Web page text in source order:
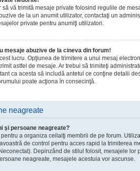
să vă trimită mesaje private folosind regulile de
de la un anumit utilizator, contactaţi un
private pentru anumiţi utilizatori.
mesaje abuzive de la cineva din forum!
lucru. Opţiunea de trimitere a unui mesaj
astfel de mesaje. Ar trebui să trimiteţi
ca acesta să includă antetul ce conţine detalii
poate acţiona în consecinţă.
neagreate
şi persoane neagreate?
a organiza ceilalţi membrii de pe forum.
de control pentru acces rapid la trimiterea
Depinzând de stilul folosit, mesajele lor
neagreate, mesajele acestuia vor ascunse.